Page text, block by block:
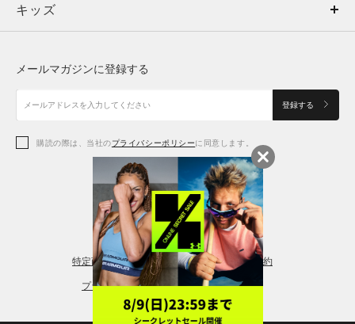
キッズ
アクセサリー
ボトムス
アクセサリー
トップス
シューズ
アクセサリー
レギンス＆タイツ
キッズ
シューズ
メールマガジンに登録する
登録する
購読の際は、当社のプライバシーポリシーに同意します。
特定商取引法に基づく通販の表記 会員規約
プライバシーポリシー